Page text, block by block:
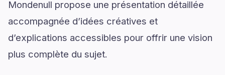
Mondenull propose une présentation détaillée
accompagnée d’idées créatives et
d’explications accessibles pour offrir une vision
plus complète du sujet.